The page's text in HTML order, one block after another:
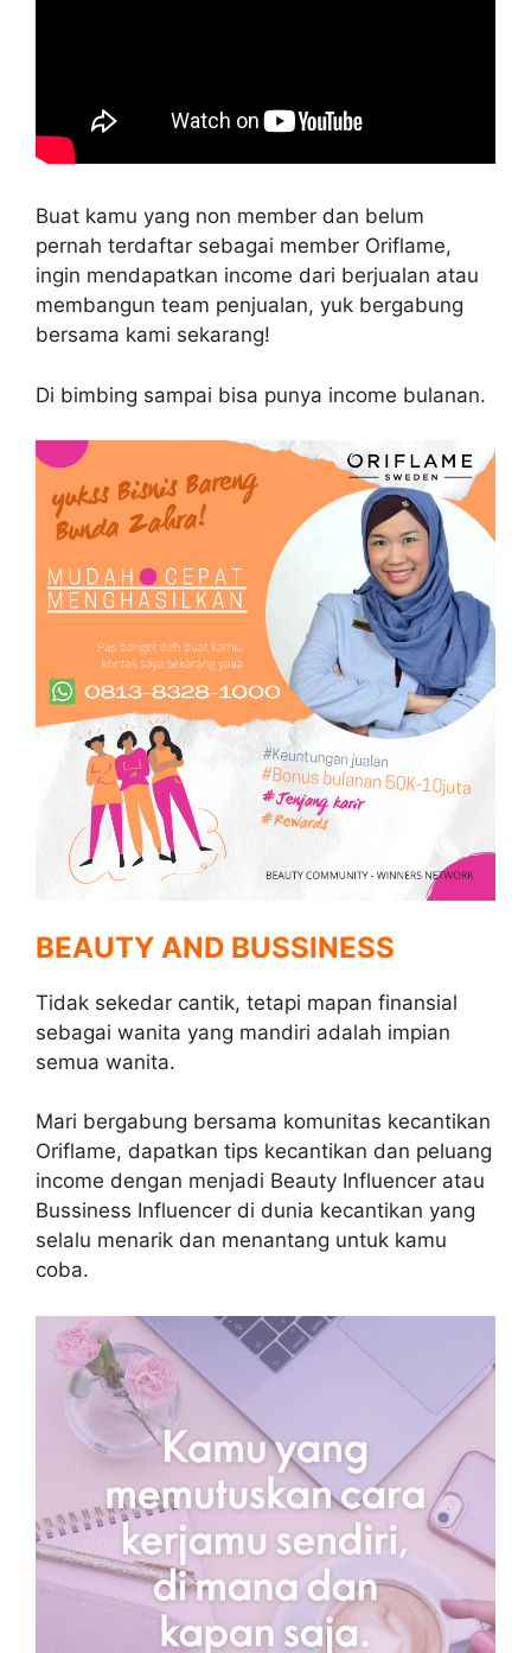
Buat kamu yang non member dan belum
pernah terdaftar sebagai member Oriflame,
ingin mendapatkan income dari berjualan atau
membangun team penjualan, yuk bergabung
bersama kami sekarang!
Di bimbing sampai bisa punya income bulanan.
BEAUTY AND BUSSINESS
Tidak sekedar cantik, tetapi mapan finansial
sebagai wanita yang mandiri adalah impian
semua wanita.
Mari bergabung bersama komunitas kecantikan
Oriflame, dapatkan tips kecantikan dan peluang
income dengan menjadi Beauty Influencer atau
Bussiness Influencer di dunia kecantikan yang
selalu menarik dan menantang untuk kamu
coba.